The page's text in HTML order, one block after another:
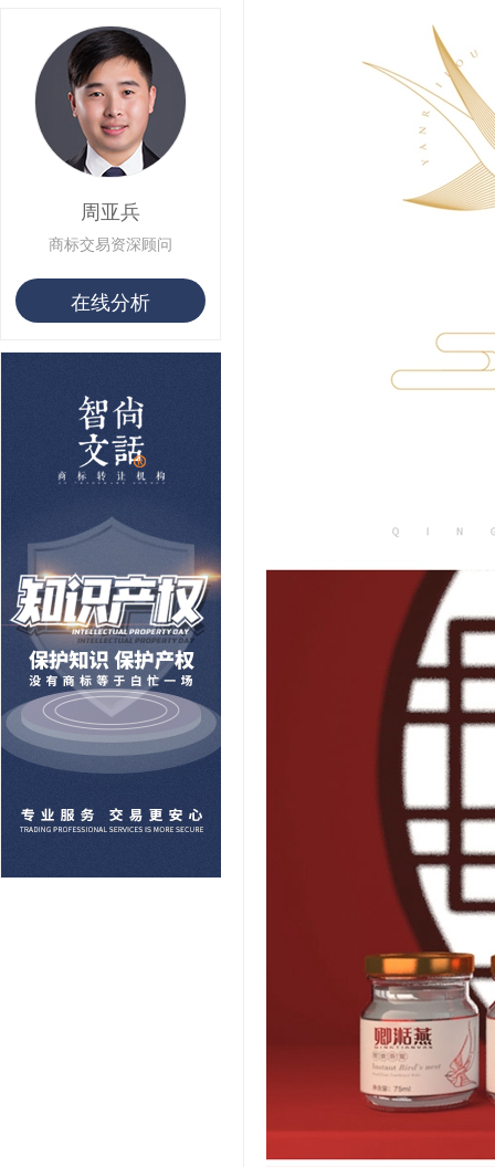
用户 S**26 购买 图***
用户 S**10 购买 侯***
用户 S**16 购买 火***
用户 S**25 购买 水***
用户 S**33 购买 巴***
用户 S**80 购买 王***
用户 S**19 购买 T***
用户 S**68 购买 俏***
周亚兵
商标交易资深顾问
在线分析